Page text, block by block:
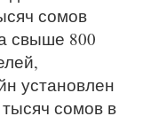
сомов
свыше 800
установлен
сомов в